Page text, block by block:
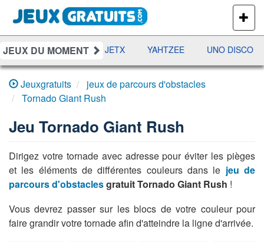
PLUS
DE
JEUX
JEUX DU MOMENT
DAMES RAMI JETX YAHTZEE UNO DISCO
Jeuxgratuits
jeux de parcours d'obstacles
Tornado Giant Rush
Jeu Tornado Giant Rush
Dirigez votre tornade avec adresse pour éviter les pièges
et les éléments de différentes couleurs dans le jeu de
parcours d'obstaclesgratuit Tornado Giant Rush !
Vous devrez passer sur les blocs de votre couleur pour
faire grandir votre tornade afin d'atteindre la ligne d'arrivée.